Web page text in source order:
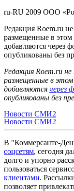
ru-RU 2009 ООО
Редакция Roem.ru
размещенные в этом
добавляются через
опубликованы без
Редакция Roem.ru
размещенные в
добавляются через
опубликованы без
Новости СМИ2
Новости СМИ2
В "Коммерсанте-
соцсетям, сегодня
долго и упорно
пользоваться
клиентами.
позволяет